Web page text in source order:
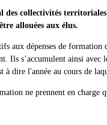
des collectivités
allouées aux élus.
aux dépenses de
Ils s’accumulent ainsi
à dire l'année au cours de
ne prennent en charge